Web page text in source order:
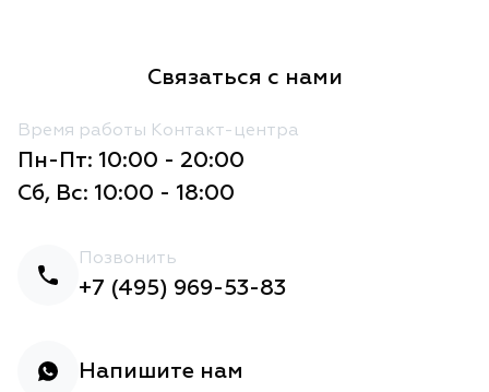
Связаться с нами
Время работы Контакт-центра
Пн-Пт: 10:00 - 20:00
Сб, Вс: 10:00 - 18:00
Позвонить
+7 (495) 969-53-83
Напишите нам